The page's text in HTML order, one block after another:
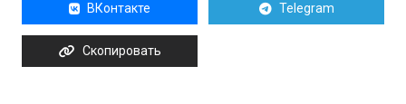
ВКонтакте Telegram
Скопировать